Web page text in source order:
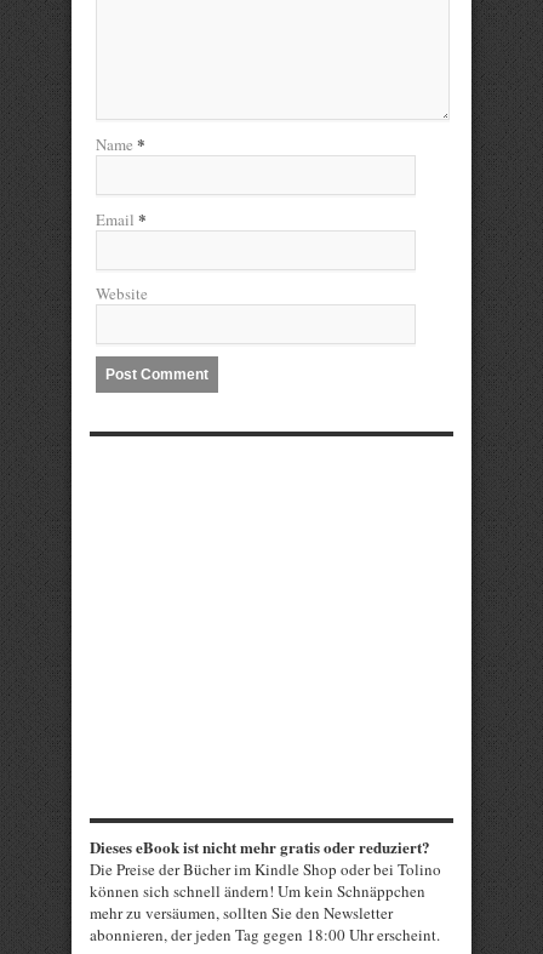
Name *
Email *
Website
Dieses eBook ist nicht mehr gratis oder reduziert?
Die Preise der Bücher im Kindle Shop oder bei Tolino
können sich schnell ändern! Um kein Schnäppchen
mehr zu versäumen, sollten Sie den Newsletter
abonnieren, der jeden Tag gegen 18:00 Uhr erscheint.